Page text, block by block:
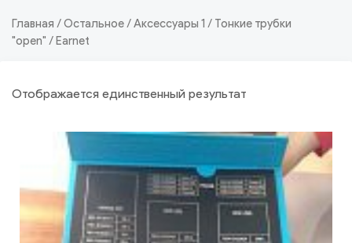
Главная /Остальное/Аксессуары 1 / Тонкие трубки
"open" / Earnet
Отображается единственный результат